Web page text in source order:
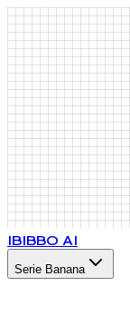
IBIBBO AI
Serie Banana